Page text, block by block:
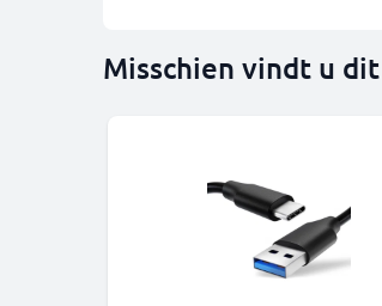
Misschien vindt u